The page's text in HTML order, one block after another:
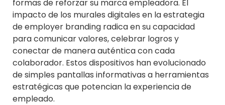
formas de reforzar su marca empleadora. El
impacto de los murales digitales en la estrategia
de employer branding radica en su capacidad
para comunicar valores, celebrar logros y
conectar de manera auténtica con cada
colaborador. Estos dispositivos han evolucionado
de simples pantallas informativas a herramientas
estratégicas que potencian la experiencia de
empleado.